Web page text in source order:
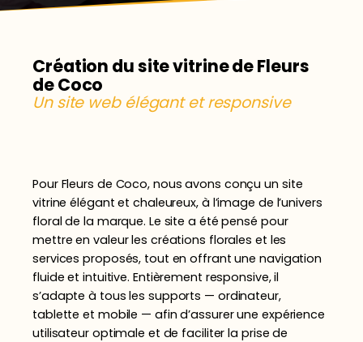
Création du site vitrine de Fleurs
de Coco
Un site web élégant et responsive
Pour Fleurs de Coco, nous avons conçu un site
vitrine élégant et chaleureux, à l’image de l’univers
floral de la marque. Le site a été pensé pour
mettre en valeur les créations florales et les
services proposés, tout en offrant une navigation
fluide et intuitive. Entièrement responsive, il
s’adapte à tous les supports — ordinateur,
tablette et mobile — afin d’assurer une expérience
utilisateur optimale et de faciliter la prise de